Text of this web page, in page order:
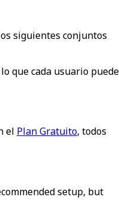
siguientes conjuntos
que cada usuario puede
el Plan Gratuito, todos
setup, but